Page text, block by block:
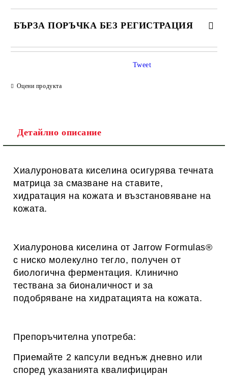
БЪРЗА ПОРЪЧКА БЕЗ РЕГИСТРАЦИЯ
САМО ПОПЪЛНЕТЕ 1 ПОЛЕ
Ние ще се свържем с вас в рамките на работния ден.
Оцени продукта
Tweet
Детайлно описание
Хиалуроновата киселина осигурява течната
матрица за смазване на ставите,
хидратация на кожата и възстановяване на
кожата.
Хиалуронова киселина от Jarrow Formulas®
с ниско молекулно тегло, получен от
биологична ферментация. Клинично
тествана за бионаличност и за
подобряване на хидратацията на кожата.
Препоръчителна употреба:
Приемайте 2 капсули веднъж дневно или
според указанията квалифициран